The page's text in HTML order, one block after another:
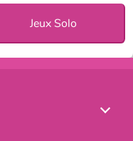
Jeux Solo